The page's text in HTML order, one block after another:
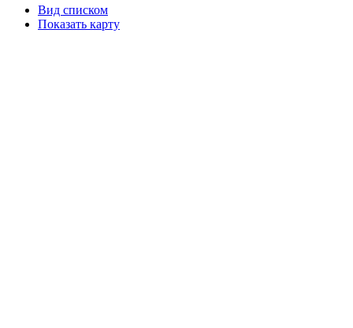
Вид списком
Показать карту